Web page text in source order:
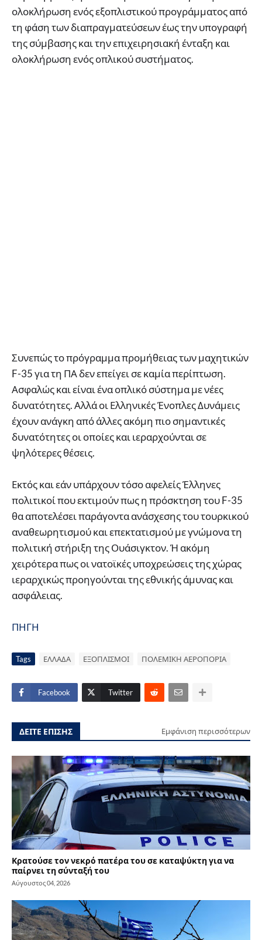
ολοκλήρωση ενός εξοπλιστικού προγράμματος από
τη φάση των διαπραγματεύσεων έως την υπογραφή
της σύμβασης και την επιχειρησιακή ένταξη και
ολοκλήρωση ενός οπλικού συστήματος.
Συνεπώς το πρόγραμμα προμήθειας των μαχητικών
F-35 για τη ΠΑ δεν επείγει σε καμία περίπτωση.
Ασφαλώς και είναι ένα οπλικό σύστημα με νέες
δυνατότητες. Αλλά οι Ελληνικές Ένοπλες Δυνάμεις
έχουν ανάγκη από άλλες ακόμη πιο σημαντικές
δυνατότητες οι οποίες και ιεραρχούνται σε
ψηλότερες θέσεις.
Εκτός και εάν υπάρχουν τόσο αφελείς Έλληνες
πολιτικοί που εκτιμούν πως η πρόσκτηση του F-35
θα αποτελέσει παράγοντα ανάσχεσης του τουρκικού
αναθεωρητισμού και επεκτατισμού με γνώμονα τη
πολιτική στήριξη της Ουάσιγκτον. Ή ακόμη
χειρότερα πως οι νατοϊκές υποχρεώσεις της χώρας
ιεραρχικώς προηγούνται της εθνικής άμυνας και
ασφάλειας.
ΠΗΓΗ
Tags ΕΛΛΑΔΑ ΕΞΟΠΛΙΣΜΟΙ ΠΟΛΕΜΙΚΗ ΑΕΡΟΠΟΡΙΑ
Facebook Twitter
ΔΕΙΤΕ ΕΠΙΣΗΣ Εμφάνιση περισσότερων
Κρατούσε τον νεκρό πατέρα του σε καταψύκτη για να
παίρνει τη σύνταξή του
Αύγουστος 04, 2026